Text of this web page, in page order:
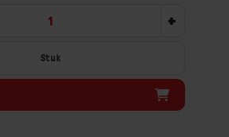
+
Stuk